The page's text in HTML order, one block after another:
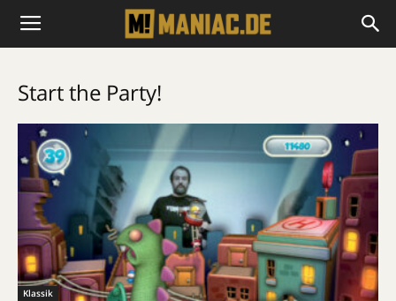
Start the Party!
Klassik